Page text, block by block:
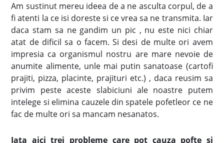
Am sustinut mereu ideea de a ne asculta corpul, de a
fi atenti la ce isi doreste si ce vrea sa ne transmita. Iar
daca stam sa ne gandim un pic , nu este nici chiar
atat de dificil sa o facem. Si desi de multe ori avem
impresia ca organismul nostru are mare nevoie de
anumite alimente, unle mai putin sanatoase (cartofi
prajiti, pizza, placinte, prajituri etc.) , daca reusim sa
privim peste aceste slabiciuni ale noastre putem
intelege si elimina cauzele din spatele pofetleor ce ne
fac de multe ori sa mancam nesanatos.
Iata aici trei probleme care pot cauza pofte si